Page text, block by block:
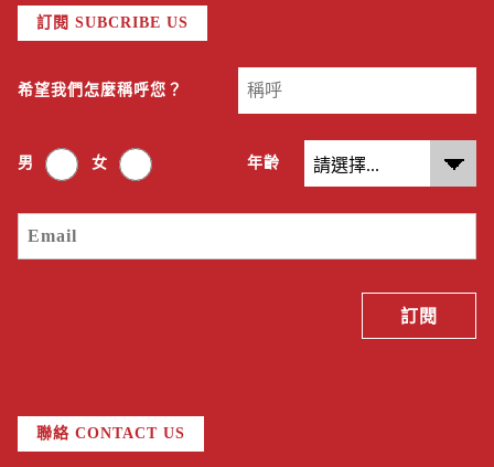
訂閱 SUBCRIBE US
希望我們怎麼稱呼您？
男 女 年齡
聯絡 CONTACT US